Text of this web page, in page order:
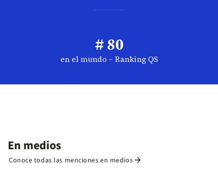
# 80
en el mundo – Ranking QS
En medios
Conoce todas las menciones en medios arrow_forward